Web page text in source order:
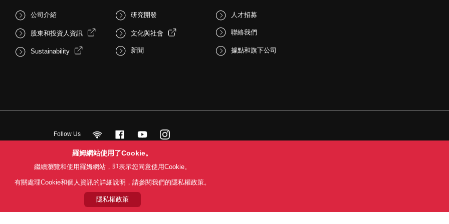
公司介紹
股東和投資人資訊
Sustainability
研究開發
文化與社會
新聞
人才招募
聯絡我們
據點和旗下公司
Follow Us
利用目的 隱私權政策 網站地圖 關於本公司產品銷售之標準條款(PDF)
© 1997 - 2026 ROHM CO., LTD. ALL RIGHTS RESERVED.
羅姆網站使用了Cookie。
繼續瀏覽和使用羅姆網站，即表示您同意使用Cookie。
有關處理Cookie和個人資訊的詳細說明，請參閱我們的隱私權政策。
隱私權政策